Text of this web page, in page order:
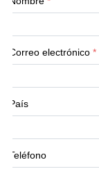
Correo electrónico *
País
Teléfono